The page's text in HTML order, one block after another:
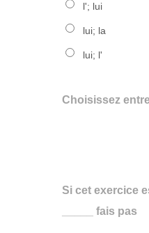
l'; lui
lui; la
lui; l'
Choisissez
Si cet exercice
_____ fais pas